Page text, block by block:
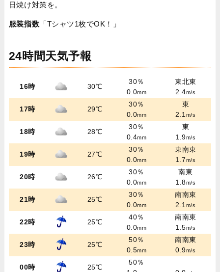
日焼け対策を。
服装指数 「Tシャツ1枚でOK！」
24時間天気予報
16時 30℃
30％
0.0mm
東北東
2.4m/s
17時 29℃
30％
0.0mm
東
2.1m/s
18時 28℃
30％
0.4mm
東
1.9m/s
19時 27℃
30％
0.0mm
東南東
1.7m/s
20時 26℃
30％
0.0mm
南東
1.8m/s
21時 25℃
30％
0.0mm
南南東
2.1m/s
22時 25℃
40％
0.0mm
南南東
1.5m/s
23時 25℃
50％
0.5mm
南南東
0.9m/s
00時 25℃
50％